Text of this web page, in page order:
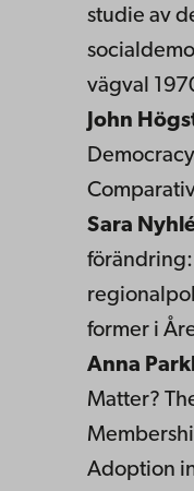
studie av
vägval
John
Sara
former i
Anna
Matter?
Adoption